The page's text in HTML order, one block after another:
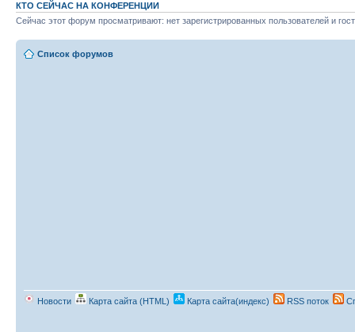
КТО СЕЙЧАС НА КОНФЕРЕНЦИИ
Сейчас этот форум просматривают: нет зарегистрированных пользователей и
Список форумов
Новости Карта сайта (HTML) Карта сайта(индекс) RSS поток